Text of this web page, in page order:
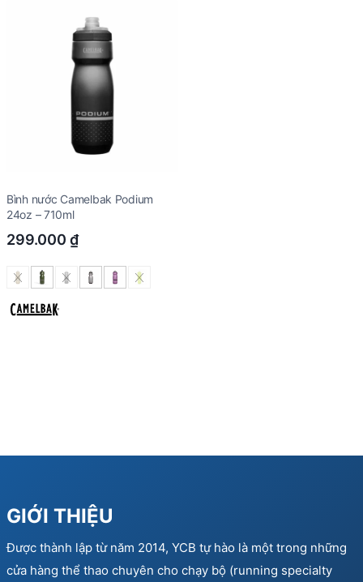
Bình nước Camelbak Podium
24oz – 710ml
299.000 ₫
GIỚI THIỆU
Được thành lập từ năm 2014, YCB tự hào là một trong những
cửa hàng thể thao chuyên cho chạy bộ (running specialty